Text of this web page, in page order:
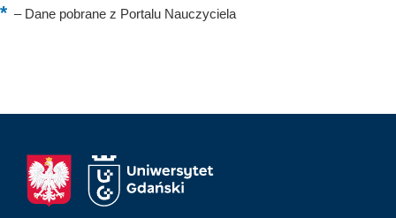
–Dane pobrane z Portalu Nauczyciela